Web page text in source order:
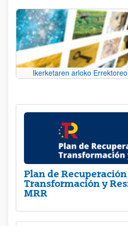
Ikerketaren arloko
Plan de Recuperación
Transformación y
MRR